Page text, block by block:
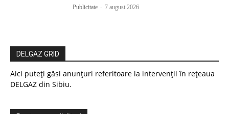
Publicitate - 7 august 2026
DELGAZ GRID
Aici puteți găsi anunțuri referitoare la intervenții în rețeaua
DELGAZ din Sibiu.